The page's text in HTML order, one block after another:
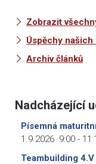
Zobrazit
Úspěchy
Archiv článků
Nadcházející
Písemná
1.9.2026 9:00 -
Teambuilding 4.V